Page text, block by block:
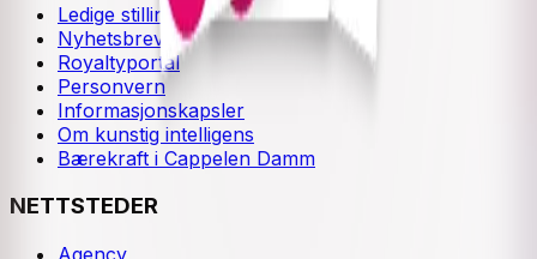
Ledige stillinger
Nyhetsbrev
Royaltyportal
Personvern
Informasjonskapsler
Om kunstig intelligens
Bærekraft i Cappelen Damm
NETTSTEDER
Agency